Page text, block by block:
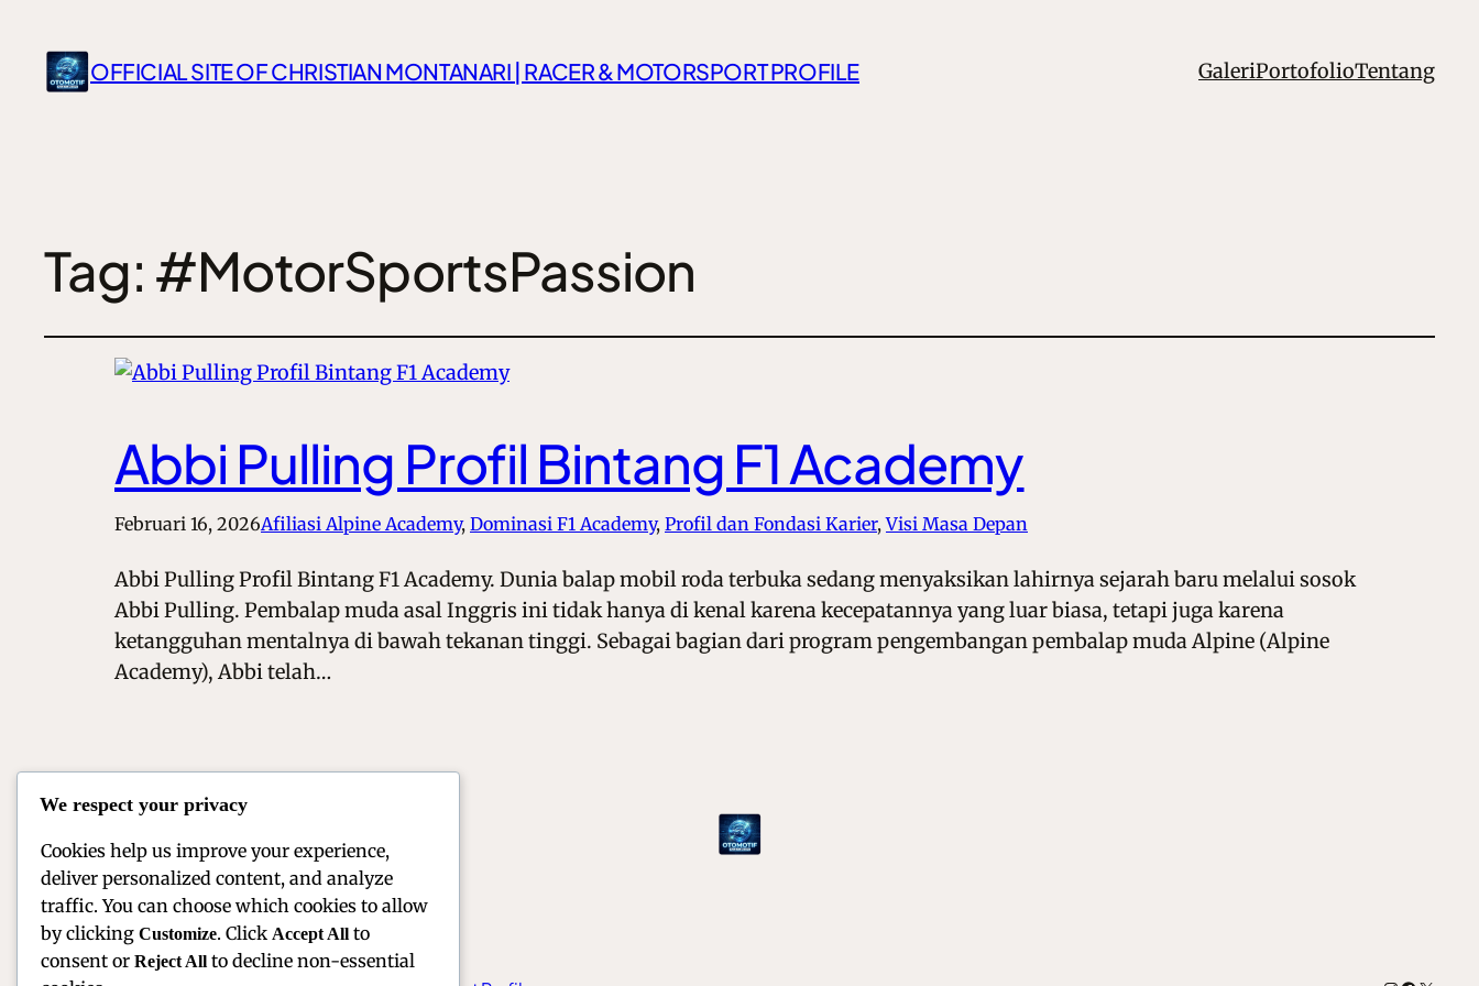
OFFICIAL SITE OF CHRISTIAN MONTANARI | RACER & MOTORSPORT PROFILE GaleriPortofolioTentang
Tag: #MotorSportsPassion
Abbi Pulling Profil Bintang F1 Academy
Februari 16, 2026Afiliasi Alpine Academy, Dominasi F1 Academy, Profil dan Fondasi Karier, Visi Masa Depan
Abbi Pulling Profil Bintang F1 Academy. Dunia balap mobil roda terbuka sedang menyaksikan lahirnya sejarah baru melalui sosok
Abbi Pulling. Pembalap muda asal Inggris ini tidak hanya di kenal karena kecepatannya yang luar biasa, tetapi juga karena
ketangguhan mentalnya di bawah tekanan tinggi. Sebagai bagian dari program pengembangan pembalap muda Alpine (Alpine
Academy), Abbi telah…
We respect your privacy
Cookies help us improve your experience,
deliver personalized content, and analyze
traffic. You can choose which cookies to allow
by clicking Customize. Click Accept All to
consent or Reject All to decline non-essential